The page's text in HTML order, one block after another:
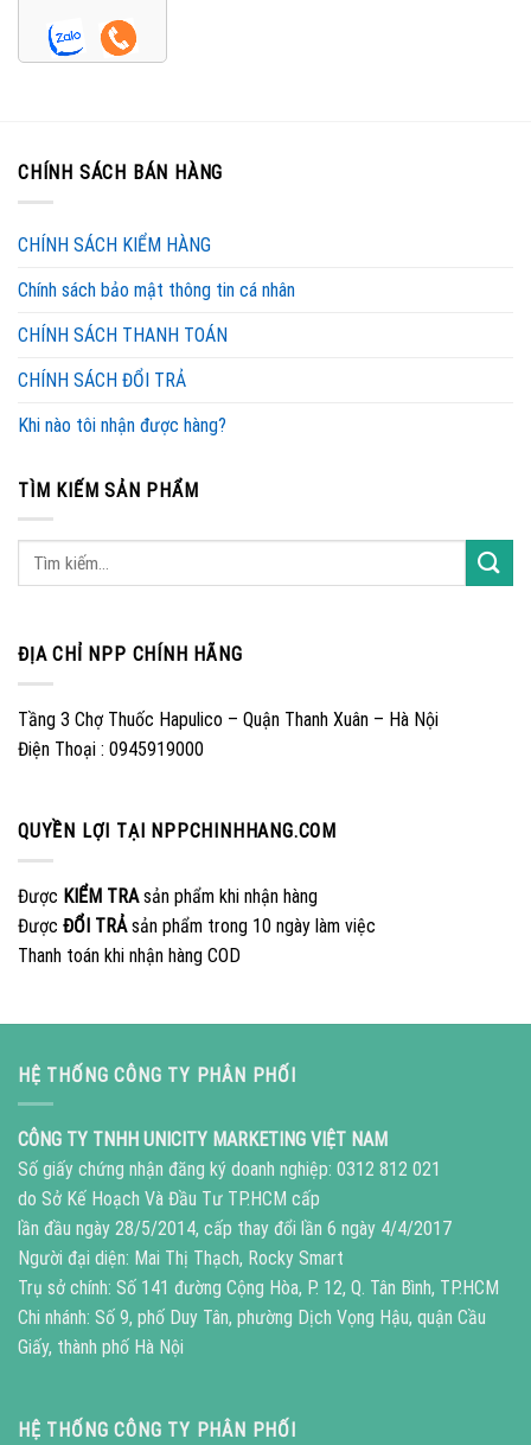
CHÍNH SÁCH BÁN HÀNG
CHÍNH SÁCH KIỂM HÀNG
Chính sách bảo mật thông tin cá nhân
CHÍNH SÁCH THANH TOÁN
CHÍNH SÁCH ĐỔI TRẢ
Khi nào tôi nhận được hàng?
TÌM KIẾM SẢN PHẨM
ĐỊA CHỈ NPP CHÍNH HÃNG
Tầng 3 Chợ Thuốc Hapulico – Quận Thanh Xuân – Hà Nội
Điện Thoại : 0945919000
QUYỀN LỢI TẠI NPPCHINHHANG.COM
Được KIỂM TRAsản phẩm khi nhận hàng
Được ĐỔI TRẢsản phẩm trong 10 ngày làm việc
Thanh toán khi nhận hàng COD
HỆ THỐNG CÔNG TY PHÂN PHỐI
CÔNG TY TNHH UNICITY MARKETING VIỆT NAM
Số giấy chứng nhận đăng ký doanh nghiệp: 0312 812 021
do Sở Kế Hoạch Và Đầu Tư TP.HCM cấp
lần đầu ngày 28/5/2014, cấp thay đổi lần 6 ngày 4/4/2017
Người đại diện: Mai Thị Thạch, Rocky Smart
Trụ sở chính: Số 141 đường Cộng Hòa, P. 12, Q. Tân Bình, TP.HCM
Chi nhánh: Số 9, phố Duy Tân, phường Dịch Vọng Hậu, quận Cầu
Giấy, thành phố Hà Nội
HỆ THỐNG CÔNG TY PHÂN PHỐI